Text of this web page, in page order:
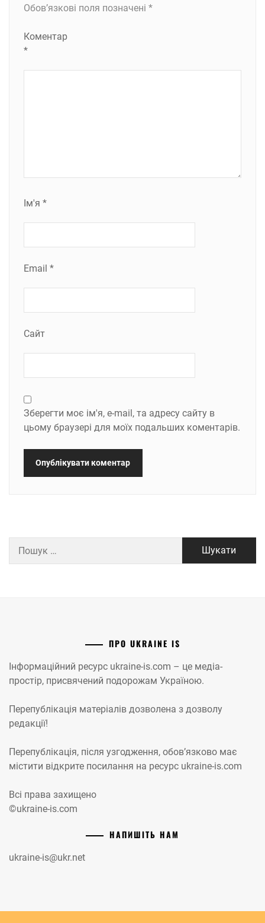
Обов’язкові поля позначені *
Коментар
*
Ім'я *
Email *
Сайт
Зберегти моє ім'я, e-mail, та адресу сайту в
цьому браузері для моїх подальших коментарів.
ПРО UKRAINE IS
Інформаційний ресурс ukraine-is.com – це медіа-
простір, присвячений подорожам Україною.
Перепублікація матеріалів дозволена з дозволу
редакції!
Перепублікація, після узгодження, обов’язково має
містити відкрите посилання на ресурс ukraine-is.com
Всі права захищено
©ukraine-is.com
НАПИШІТЬ НАМ
ukraine-is@ukr.net